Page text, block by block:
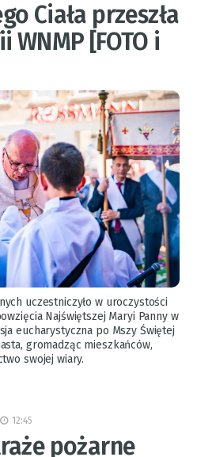
Ciała przeszła
[FOTO i
uczestniczyło w uroczystości
Najświętszej Maryi Panny w
eucharystyczna po Mszy Świętej
gromadząc mieszkańców,
swojej wiary.
12:45
pożarne